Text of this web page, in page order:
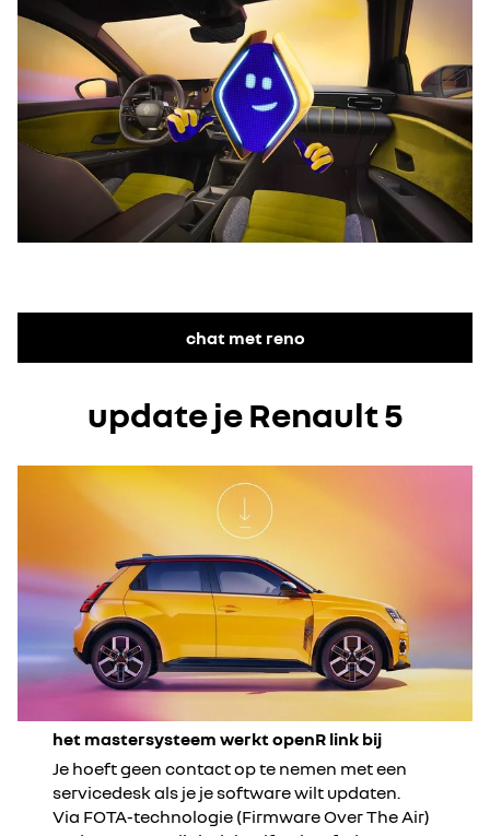
chat met reno
update je Renault 5
het mastersysteem werkt openR link bij
Je hoeft geen contact op te nemen met een
servicedesk als je je software wilt updaten.
Via FOTA-technologie (Firmware Over The Air)